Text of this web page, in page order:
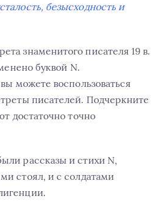
безысходность и
знаменитого писателя 19 в.
буквой N.
можете воспользоваться
писателей. Подчеркните
достаточно точно
рассказы и стихи N,
стоял, и с солдатами